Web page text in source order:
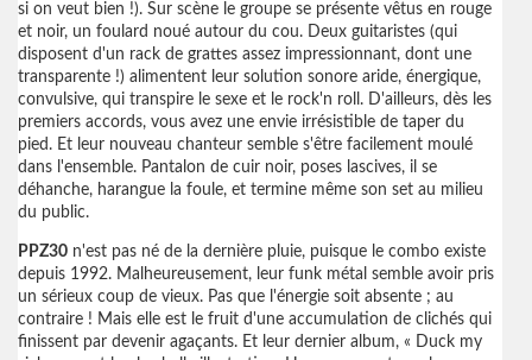
si on veut bien !). Sur scène le groupe se présente vêtus en rouge
et noir, un foulard noué autour du cou. Deux guitaristes (qui
disposent d'un rack de grattes assez impressionnant, dont une
transparente !) alimentent leur solution sonore aride, énergique,
convulsive, qui transpire le sexe et le rock'n roll. D'ailleurs, dès les
premiers accords, vous avez une envie irrésistible de taper du
pied. Et leur nouveau chanteur semble s'être facilement moulé
dans l'ensemble. Pantalon de cuir noir, poses lascives, il se
déhanche, harangue la foule, et termine même son set au milieu
du public.
PPZ30 n'est pas né de la dernière pluie, puisque le combo existe
depuis 1992. Malheureusement, leur funk métal semble avoir pris
un sérieux coup de vieux. Pas que l'énergie soit absente ; au
contraire ! Mais elle est le fruit d'une accumulation de clichés qui
finissent par devenir agaçants. Et leur dernier album, « Duck my